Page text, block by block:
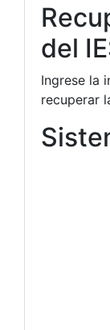
del
Ingrese la
recuperar